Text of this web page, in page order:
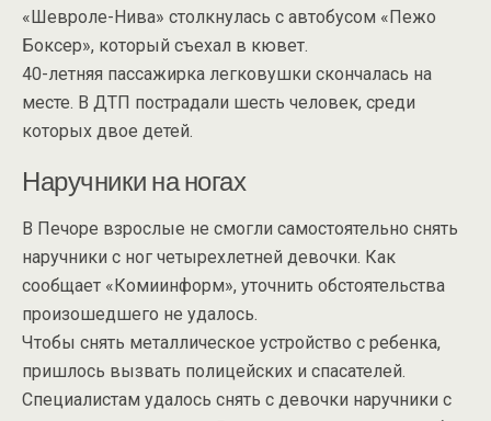
«Шевроле-Нива» столкнулась с автобусом «Пежо
Боксер», который съехал в кювет.
40-летняя пассажирка легковушки скончалась на
месте. В ДТП пострадали шесть человек, среди
которых двое детей.
Наручники на ногах
В Печоре взрослые не смогли самостоятельно снять
наручники с ног четырехлетней девочки. Как
сообщает «Комиинформ», уточнить обстоятельства
произошедшего не удалось.
Чтобы снять металлическое устройство с ребенка,
пришлось вызвать полицейских и спасателей.
Специалистам удалось снять с девочки наручники с